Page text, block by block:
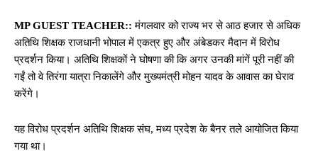
MP GUEST TEACHER:: मंगलवार को राज्य भर से आठ हजार से अधिक
अतिथि शिक्षक राजधानी भोपाल में एकत्र हुए और अंबेडकर मैदान में विरोध
प्रदर्शन किया। अतिथि शिक्षकों ने घोषणा की कि अगर उनकी मांगें पूरी नहीं की
गईं तो वे तिरंगा यात्रा निकालेंगे और मुख्यमंत्री मोहन यादव के आवास का घेराव
करेंगे।
यह विरोध प्रदर्शन अतिथि शिक्षक संघ, मध्य प्रदेश के बैनर तले आयोजित किया
गया था।